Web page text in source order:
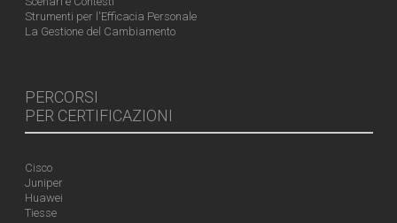
Strumenti per l'Efficacia Personale
La Gestione del Cambiamento
PERCORSI
PER CERTIFICAZIONI
Cisco
Juniper
Huawei
Tiesse